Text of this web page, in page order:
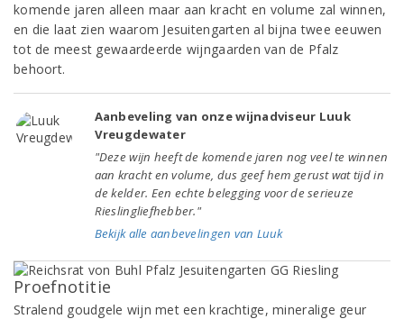
komende jaren alleen maar aan kracht en volume zal winnen,
en die laat zien waarom Jesuitengarten al bijna twee eeuwen
tot de meest gewaardeerde wijngaarden van de Pfalz
behoort.
Aanbeveling van onze wijnadviseur Luuk
Vreugdewater
"Deze wijn heeft de komende jaren nog veel te winnen
aan kracht en volume, dus geef hem gerust wat tijd in
de kelder. Een echte belegging voor de serieuze
Rieslingliefhebber."
Bekijk alle aanbevelingen van Luuk
Proefnotitie
Stralend goudgele wijn met een krachtige, mineralige geur